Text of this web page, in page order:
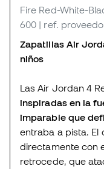
Fire Red-White-
600 | ref.
Zapatillas Air
niños
Las Air Jordan 4
inspiradas en la
imparable que
entraba a pista. El
directamente con
retrocede, que